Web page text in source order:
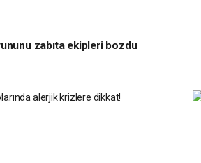
zabıta ekipleri bozdu